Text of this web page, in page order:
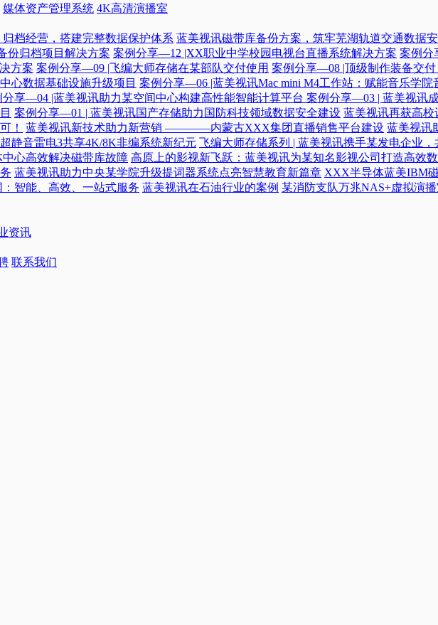
媒体资产管理系统 4K高清演播室
档经营，搭建完整数据保护体系 蓝美视讯磁带库备份方案，筑牢芜湖轨道交通数据
份归档项目解决方案 案例分享—12 |XX职业中学校园电视台直播系统解决方案 案例分
方案 案例分享—09 |飞编大师存储在某部队交付使用 案例分享—08 |顶级制作装备交
心数据基础设施升级项目 案例分享—06 |蓝美视讯Mac mini M4工作站：赋能音乐学
分享—04 |蓝美视讯助力某空间中心构建高性能智能计算平台​ 案例分享—03 | 蓝美视讯
案例分享—01 | 蓝美视讯国产存储助力国防科技领域数据安全建设 蓝美视讯再获高
！
蓝美视讯新技术助力新营销 ————内蒙古XXX集团直播销售平台建设 蓝美视讯
静音雷电3共享4K/8K非编系统新纪元 飞编大师存储系列 | 蓝美视讯携手某发电企业
心高效解决磁带库故障 高原上的影视新飞跃：蓝美视讯为某知名影视公司打造高效
蓝美视讯助力中央某学院升级提词器系统点亮智慧教育新篇章 XXX半导体蓝美IBM
智能、高效、一站式服务 蓝美视讯在石油行业的案例 某消防支队万兆NAS+虚拟演
资讯
联系我们